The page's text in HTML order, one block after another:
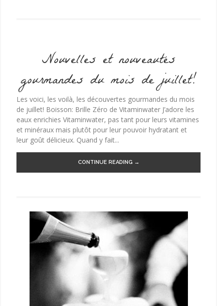
Nouvelles et nouveautés
gourmandes du mois de juillet!
Les voici, les voilà, les découvertes gourmandes du mois
de juillet! Boisson: Brille Zéro de Vitaminwater J’adore les
eaux enrichies Vitaminwater, pas tant pour leurs vitamines
et minéraux mais plutôt pour leur pouvoir hydratant et
leur goût délicieux. Quand y fait...
CONTINUE READING →